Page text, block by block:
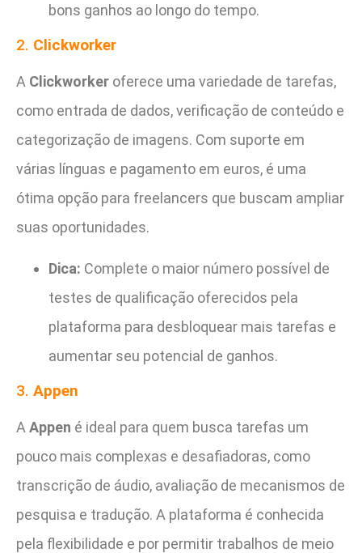
bons ganhos ao longo do tempo.
2. Clickworker
A Clickworker oferece uma variedade de tarefas,
como entrada de dados, verificação de conteúdo e
categorização de imagens. Com suporte em
várias línguas e pagamento em euros, é uma
ótima opção para freelancers que buscam ampliar
suas oportunidades.
Dica: Complete o maior número possível de
testes de qualificação oferecidos pela
plataforma para desbloquear mais tarefas e
aumentar seu potencial de ganhos.
3. Appen
A Appen é ideal para quem busca tarefas um
pouco mais complexas e desafiadoras, como
transcrição de áudio, avaliação de mecanismos de
pesquisa e tradução. A plataforma é conhecida
pela flexibilidade e por permitir trabalhos de meio